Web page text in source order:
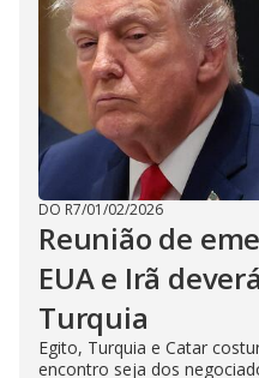
DO R7/01/02/2026
Reunião de
EUA e Irã
Turquia
Egito, Turquia e Catar
encontro seja dos